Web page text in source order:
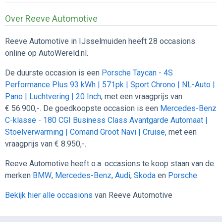
Over Reeve Automotive
Reeve Automotive in IJsselmuiden heeft 28 occasions
online op AutoWereld.nl.
De duurste occasion is een Porsche Taycan - 4S
Performance Plus 93 kWh | 571pk | Sport Chrono | NL-Auto |
Pano | Luchtvering | 20 Inch, met een vraagprijs van
€ 56.900,-. De goedkoopste occasion is een Mercedes-Benz
C-klasse - 180 CGI Business Class Avantgarde Automaat |
Stoelverwarming | Comand Groot Navi | Cruise, met een
vraagprijs van € 8.950,-.
Reeve Automotive heeft o.a. occasions te koop staan van de
merken BMW, Mercedes-Benz, Audi, Skoda en Porsche.
Bekijk hier alle occasions van Reeve Automotive